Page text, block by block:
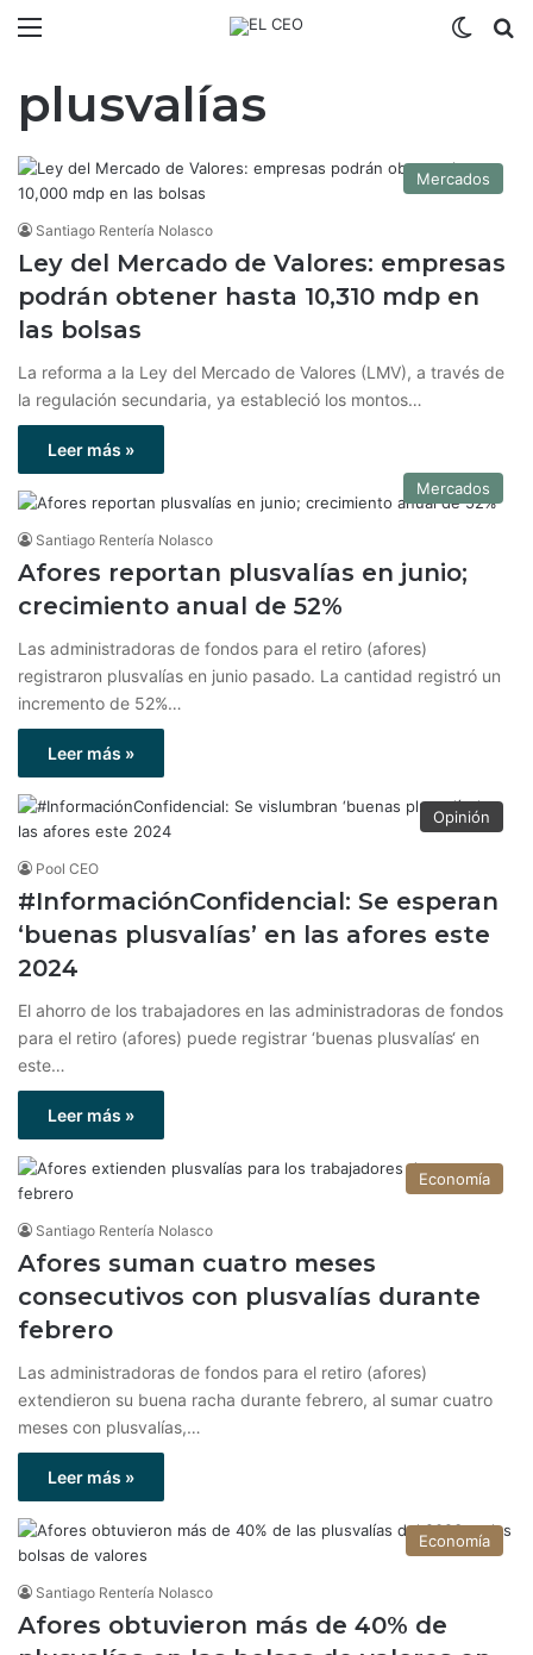
plusvalías
Mercados
Santiago Rentería Nolasco
Ley del Mercado de Valores: empresas
podrán obtener hasta 10,310 mdp en
las bolsas
La reforma a la Ley del Mercado de Valores (LMV), a través de
la regulación secundaria, ya estableció los montos…
Leer más »
Mercados
Santiago Rentería Nolasco
Afores reportan plusvalías en junio;
crecimiento anual de 52%
Las administradoras de fondos para el retiro (afores)
registraron plusvalías en junio pasado. La cantidad registró un
incremento de 52%…
Leer más »
Opinión
Pool CEO
#InformaciónConfidencial: Se esperan
‘buenas plusvalías’ en las afores este
2024
El ahorro de los trabajadores en las administradoras de fondos
para el retiro (afores) puede registrar ‘buenas plusvalías‘ en
este…
Leer más »
Economía
Santiago Rentería Nolasco
Afores suman cuatro meses
consecutivos con plusvalías durante
febrero
Las administradoras de fondos para el retiro (afores)
extendieron su buena racha durante febrero, al sumar cuatro
meses con plusvalías,…
Leer más »
Economía
Santiago Rentería Nolasco
Afores obtuvieron más de 40% de